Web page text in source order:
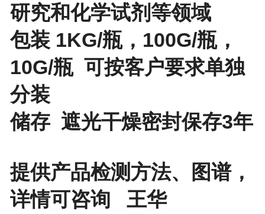
研究和化学试剂等领域
包装 1KG/瓶，100G/瓶，
10G/瓶 可按客户要求单独
分装
储存 遮光干燥密封保存3年
提供产品检测方法、图谱，
详情可咨询 王华